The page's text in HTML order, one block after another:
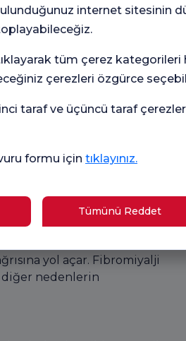
kasları yabancı bir tehdit
ortaya çıkar.
Özellikle kolesterol
ve kemoterapi
bağlı miyalji nedenleri
toksik etkisi veya kas
kas ağrısı, yorgunluk, uyku
Bu durumda kaslarda fiziksel
anormal şekilde işler. Bu
yol açar. Fibromiyalji
diğer nedenlerin
internet sitesinin
tüm çerez kategorileri
çerezleri özgürce
taraf ve üçüncü taraf
formu için tıklayınız.
Tümünü Reddet